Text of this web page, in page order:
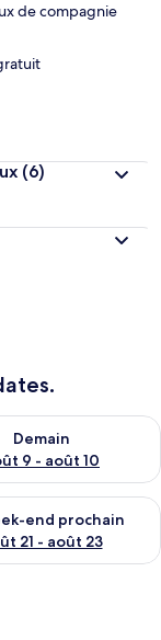
de compagnie
(6)
août 9
Demain
9 - août 10
pour
14 - août 16
end prochain
21 - août 23
pour